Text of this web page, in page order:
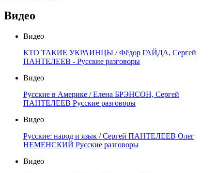
Видео
Видео
КТО ТАКИЕ УКРАИНЦЫ / Фёдор ГАЙДА, Сергей
ПАНТЕЛЕЕВ - Русские разговоры
Видео
Русские в Америке / Елена БРЭНСОН, Сергей
ПАНТЕЛЕЕВ Русские разговоры
Видео
Русские: народ и язык / Сергей ПАНТЕЛЕЕВ Олег
НЕМЕНСКИЙ Русские разговоры
Видео